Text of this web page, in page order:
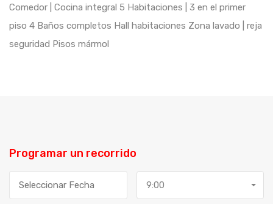
Comedor | Cocina integral 5 Habitaciones | 3 en el primer
piso 4 Baños completos Hall habitaciones Zona lavado | reja
seguridad Pisos mármol
Programar un recorrido
9:00